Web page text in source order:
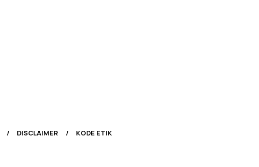
DISCLAIMER KODE ETIK